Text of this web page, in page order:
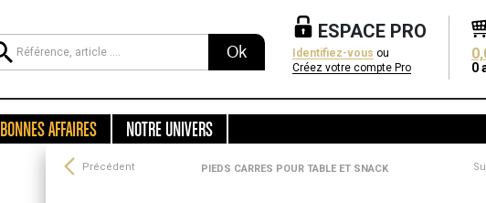
Ok
ESPACE PRO
Identifiez-vous ou
Créez votre compte Pro
0
BONNES AFFAIRES NOTRE UNIVERS
Précédent PIEDS CARRES POUR TABLE ET SNACK